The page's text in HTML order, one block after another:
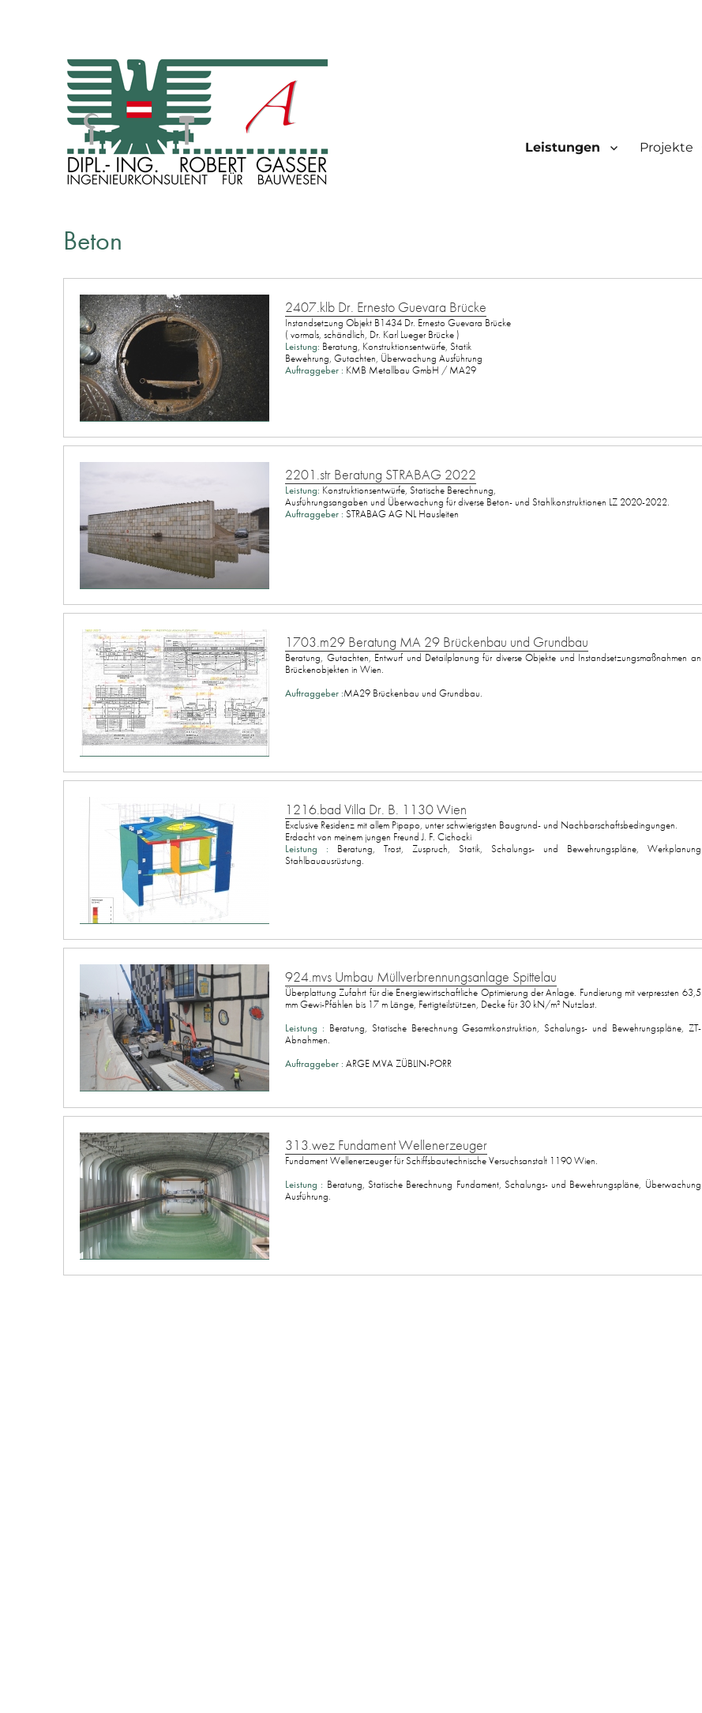
Leistungen Projekte
Beton
2407.klb Dr. Ernesto Guevara Brücke
Instandsetzung Objekt B1434 Dr. Ernesto Guevara Brücke
( vormals, schändlich, Dr. Karl Lueger Brücke )
Leistung: Beratung, Konstruktionsentwürfe, Statik
Bewehrung, Gutachten, Überwachung Ausführung
Auftraggeber : KMB Metallbau GmbH / MA29
2201.str Beratung STRABAG 2022
Leistung: Konstruktionsentwürfe, Statische Berechnung,
Ausführungsangaben und Überwachung für diverse Beton- und Stahlkonstruktionen LZ 2020-2022.
Auftraggeber :STRABAG AG NL Hausleiten
1703.m29 Beratung MA 29 Brückenbau und Grundbau
Beratung, Gutachten, Entwurf und Detailplanung für diverse Objekte und Instandsetzungsmaßnahmen an
Brückenobjekten in Wien.
Auftraggeber :MA29 Brückenbau und Grundbau.
1216.bad Villa Dr. B. 1130 Wien
Exclusive Residenz mit allem Pipapo, unter schwierigsten Baugrund- und Nachbarschaftsbedingungen.
Erdacht von meinem jungen Freund J. F. Cichocki
Leistung : Beratung, Trost, Zuspruch, Statik, Schalungs- und Bewehrungspläne, Werkplanung
Stahlbauausrüstung.
924.mvs Umbau Müllverbrennungsanlage Spittelau
Überplattung Zufahrt für die Energiewirtschaftliche Optimierung der Anlage. Fundierung mit verpressten 63,5
mm Gewi-Pfählen bis 17 m Länge, Fertigteilstützen, Decke für 30 kN/m² Nutzlast.
Leistung : Beratung, Statische Berechnung Gesamtkonstruktion, Schalungs- und Bewehrungspläne, ZT-
Abnahmen.
Auftraggeber :ARGE MVA ZÜBLIN-PORR
313.wez Fundament Wellenerzeuger
Fundament Wellenerzeuger für Schiffsbautechnische Versuchsanstalt 1190 Wien.
Leistung : Beratung, Statische Berechnung Fundament, Schalungs- und Bewehrungspläne, Überwachung
Ausführung.